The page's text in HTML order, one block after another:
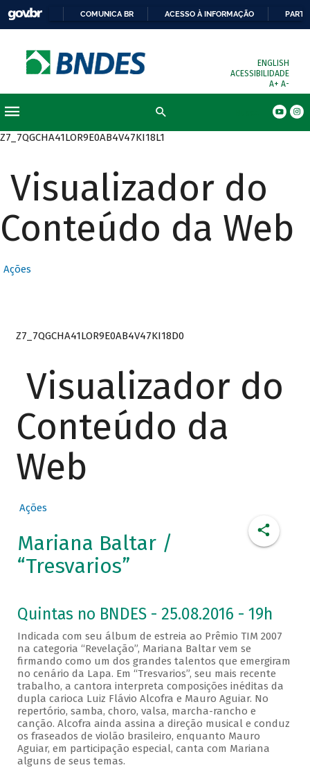
COMUNICA BR ACESSO À INFORMAÇÃO
ENGLISH
ACESSIBILIDADE
A+ A-
Z7_7QGCHA41LOR9E0AB4V47KI18L1
Visualizador do
Conteúdo da Web
Ações
Z7_7QGCHA41LOR9E0AB4V47KI18D0
Visualizador do
Conteúdo da
Web
Ações
Mariana Baltar /
“Tresvarios”
Quintas no BNDES - 25.08.2016 - 19h
Indicada com seu álbum de estreia ao Prêmio TIM 2007
na categoria “Revelação”, Mariana Baltar vem se
firmando como um dos grandes talentos que emergiram
no cenário da Lapa. Em “Tresvarios”, seu mais recente
trabalho, a cantora interpreta composições inéditas da
dupla carioca Luiz Flávio Alcofra e Mauro Aguiar. No
repertório, samba, choro, valsa, marcha-rancho e
canção. Alcofra ainda assina a direção musical e conduz
os fraseados de violão brasileiro, enquanto Mauro
Aguiar, em participação especial, canta com Mariana
alguns de seus temas.